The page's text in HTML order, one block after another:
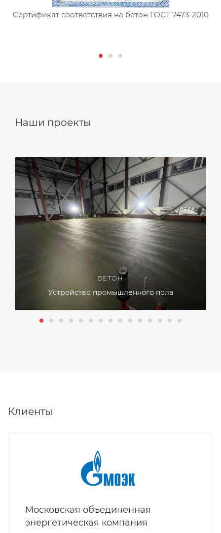
Сертификат соответствия на бетон ГОСТ 7473-2010
Наши проекты
БЕТОН
Устройство промышленного пола
Клиенты
Московская объединенная
энергетическая компания